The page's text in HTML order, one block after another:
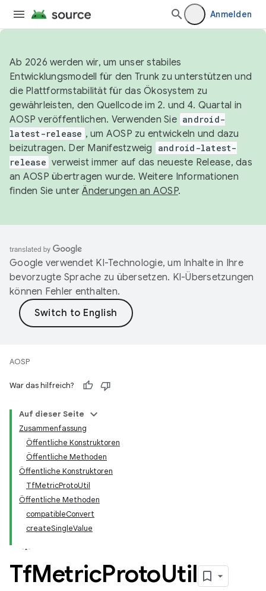
Anmelden
Ab 2026 werden wir, um unser stabiles
Entwicklungsmodell für den Trunk zu unterstützen und
die Plattformstabilität für das Ökosystem zu
gewährleisten, den Quellcode im 2. und 4. Quartal in
AOSP veröffentlichen. Verwenden Sie android-
latest-release , um AOSP zu entwickeln und dazu
beizutragen. Der Manifestzweig
android-latest-
release verweist immer auf das neueste Release, das
an AOSP übertragen wurde. Weitere Informationen
finden Sie unterÄnderungen an AOSP.
Google verwendet KI-Technologie, um Inhalte in Ihre
bevorzugte Sprache zu übersetzen. KI-Übersetzungen
können Fehler enthalten.
AOSP
War das hilfreich?
Auf dieser Seite
Zusammenfassung
Öffentliche Konstruktoren
Öffentliche Methoden
Öffentliche Konstruktoren
TfMetricProtoUtil
Öffentliche Methoden
compatibleConvert
createSingleValue
TfMetricProtoUtil